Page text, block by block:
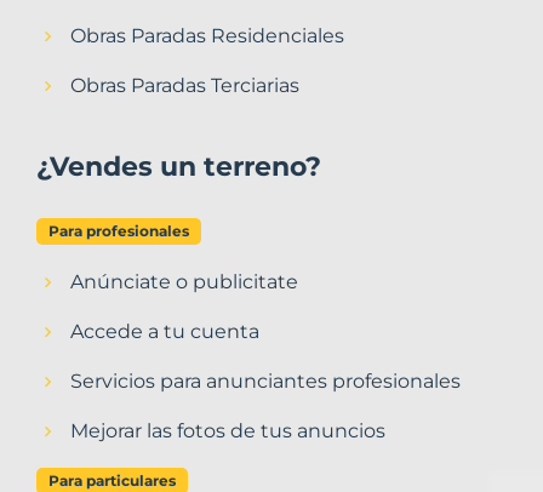
Obras Paradas Residenciales
Obras Paradas Terciarias
¿Vendes un terreno?
Para profesionales
Anúnciate o publicitate
Accede a tu cuenta
Servicios para anunciantes profesionales
Mejorar las fotos de tus anuncios
Para particulares